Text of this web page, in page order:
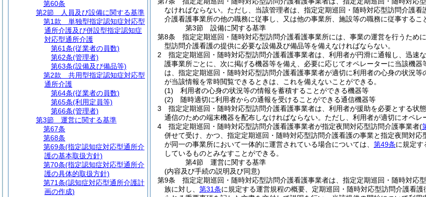
なければならない。 ただし、当該管理者は、指定定期巡回・随時対応型訪問介護
介護看護事業所の他の職務に従事し、又は他の事業所、施設等の職務に従事するこ
第3節
設備に関する基準
第8条
指定定期巡回・随時対応型訪問介護看護事業所には、事業の運営を行うた
型訪問介護看護の提供に必要な設備及び備品等を備えなければならない。
2
指定定期巡回・随時対応型訪問介護看護事業者は、利用者が円滑に通報し、迅
護事業所ごとに、次に掲げる機器等を備え、必要に応じてオペレーターに当該機器
は、指定定期巡回・随時対応型訪問介護看護事業者が適切に利用者の心身の状況
が当該情報を常時閲覧できるときは、これを備えないことができる。
(1)
利用者の心身の状況等の情報を蓄積することができる機器等
(2)
随時適切に利用者からの通報を受けることができる通信機器等
3
指定定期巡回・随時対応型訪問介護看護事業者は、利用者が援助を必要とする状
通信のための端末機器を配布しなければならない。 ただし、利用者が適切にオペレ
4
指定定期巡回・随時対応型訪問介護看護事業者が指定夜間対応型訪問介護事業者(
併せて受け、かつ、指定定期巡回・随時対応型訪問介護看護の事業と指定夜間対応
が同一の事業所において一体的に運営されている場合については、 第49条に規定す
しているものとみなすことができる。
第4節
運営に関する基準
(内容及び手続の説明及び同意)
第9条
指定定期巡回・随時対応型訪問介護看護事業者は、指定定期巡回・随時対
族に対し、 第31条に規定する運営規程の概要、定期巡回・随時対応型訪問介護看
第60条
第2節
人員及び設備に関する基準
第1款
単独型指定認知症対応型
通所介護及び併設型指定認知症
対応型通所介護
第61条(従業者の員数)
第62条(管理者)
第63条(設備及び備品等)
第2款
共用型指定認知症対応型
通所介護
第64条(従業者の員数)
第65条(利用定員等)
第66条(管理者)
第3節
運営に関する基準
第67条
第68条
第69条(指定認知症対応型通所介
護の基本取扱方針)
第70条(指定認知症対応型通所介
護の具体的取扱方針)
第71条(認知症対応型通所介護計
画の作成)